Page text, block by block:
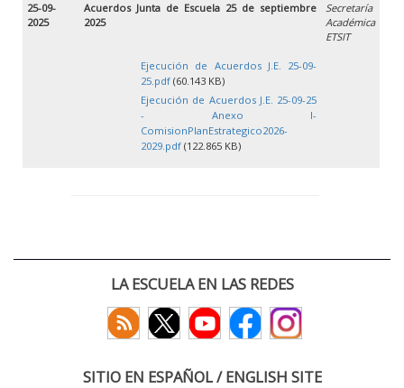
25-09-
2025
Acuerdos Junta de Escuela 25 de septiembre
2025
Ejecución de Acuerdos J.E. 25-09-
25.pdf (60.143 KB)
Ejecución de Acuerdos J.E. 25-09-25
- Anexo I-
ComisionPlanEstrategico2026-
2029.pdf (122.865 KB)
Secretaría
Académica
ETSIT
LA ESCUELA EN LAS REDES
SITIO EN ESPAÑOL / ENGLISH SITE